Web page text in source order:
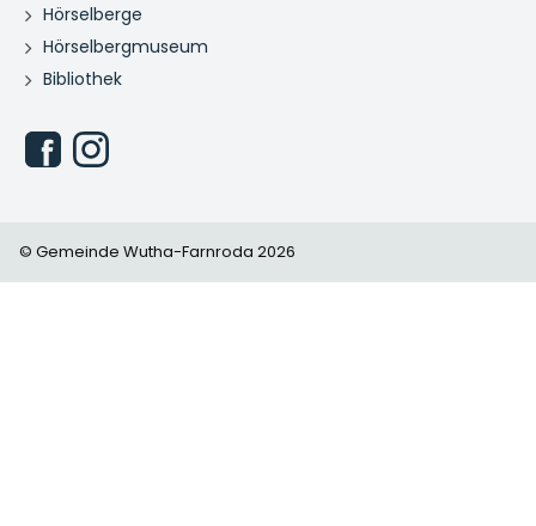
Hörselberge
Hörselbergmuseum
Bibliothek
© Gemeinde Wutha-Farnroda 2026